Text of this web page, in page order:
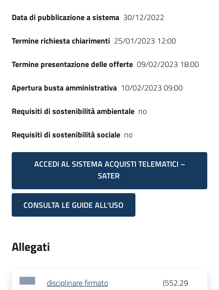
Data di pubblicazione a sistema 30/12/2022
Termine richiesta chiarimenti 25/01/2023 12:00
Termine presentazione delle offerte 09/02/2023 18:00
Apertura busta amministrativa 10/02/2023 09:00
Requisiti di sostenibilità ambientale no
Requisiti di sostenibilità sociale no
ACCEDI AL SISTEMA ACQUISTI TELEMATICI –
SATER
CONSULTA LE GUIDE ALL'USO
Allegati
disciplinare firmato
(552.29